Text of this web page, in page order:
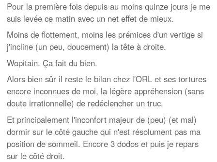
Pour la première fois depuis au moins quinze jours je me
suis levée ce matin avec un net effet de mieux.
Moins de flottement, moins les prémices d'un vertige si
j'incline (un peu, doucement) la tête à droite.
Wopitain. Ça fait du bien.
Alors bien sûr il reste le bilan chez l'ORL et ses tortures
encore inconnues de moi, la légère appréhension (sans
doute irrationnelle) de redéclencher un truc.
Et principalement l'inconfort majeur de (peu) (et mal)
dormir sur le côté gauche qui n'est résolument pas ma
position de sommeil. Encore 3 dodos et puis je repars
sur le côté droit.